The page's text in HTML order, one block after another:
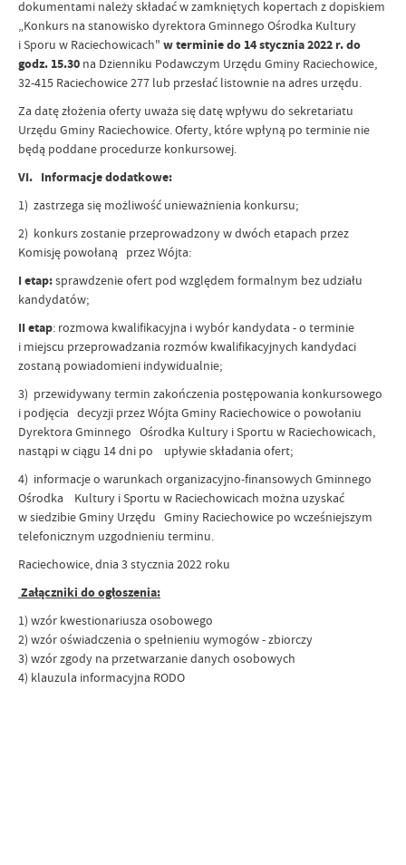
dokumentami należy składać w zamkniętych kopertach z dopiskiem
„Konkurs na stanowisko dyrektora Gminnego Ośrodka Kultury
i Sporu w Raciechowicach" w terminie do 14 stycznia 2022 r. do
godz. 15.30 na Dzienniku Podawczym Urzędu Gminy Raciechowice,
32-415 Raciechowice 277 lub przesłać listownie na adres urzędu.
Za datę złożenia oferty uważa się datę wpływu do sekretariatu
Urzędu Gminy Raciechowice. Oferty, które wpłyną po terminie nie
będą poddane procedurze konkursowej.
VI. Informacje dodatkowe:
1) zastrzega się możliwość unieważnienia konkursu;
2) konkurs zostanie przeprowadzony w dwóch etapach przez
Komisję powołaną przez Wójta:
I etap:sprawdzenie ofert pod względem formalnym bez udziału
kandydatów;
II etap: rozmowa kwalifikacyjna i wybór kandydata - o terminie
i miejscu przeprowadzania rozmów kwalifikacyjnych kandydaci
zostaną powiadomieni indywidualnie;
3) przewidywany termin zakończenia postępowania konkursowego
i podjęcia decyzji przez Wójta Gminy Raciechowice o powołaniu
Dyrektora Gminnego Ośrodka Kultury i Sportu w Raciechowicach,
nastąpi w ciągu 14 dni po upływie składania ofert;
4) informacje o warunkach organizacyjno-finansowych Gminnego
Ośrodka Kultury i Sportu w Raciechowicach można uzyskać
w siedzibie Gminy Urzędu Gminy Raciechowice po wcześniejszym
telefonicznym uzgodnieniu terminu.
Raciechowice, dnia 3 stycznia 2022 roku
Załączniki do ogłoszenia:
1) wzór kwestionariusza osobowego
2) wzór oświadczenia o spełnieniu wymogów - zbiorczy
3) wzór zgody na przetwarzanie danych osobowych
4) klauzula informacyjna RODO